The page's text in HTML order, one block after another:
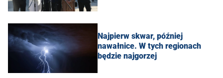
Najpierw skwar, później
nawałnice. W tych regionach
będzie najgorzej